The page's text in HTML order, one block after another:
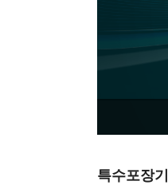
특수포장기